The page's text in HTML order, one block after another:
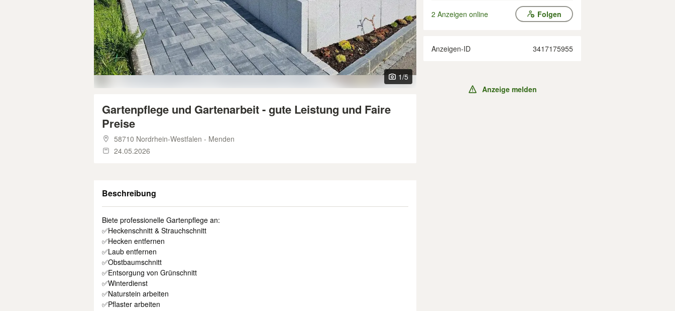
1/5
Gartenpflege und Gartenarbeit - gute Leistung und Faire
Preise
58710 Nordrhein-Westfalen - Menden
24.05.2026
Beschreibung
Biete professionelle Gartenpflege an:
✅Heckenschnitt & Strauchschnitt
✅Hecken entfernen
✅Laub entfernen
✅Obstbaumschnitt
✅Entsorgung von Grünschnitt
✅Winterdienst
✅Naturstein arbeiten
✅Pflaster arbeiten
2 Anzeigen online Folgen
Anzeigen-ID 3417175955
Anzeige melden